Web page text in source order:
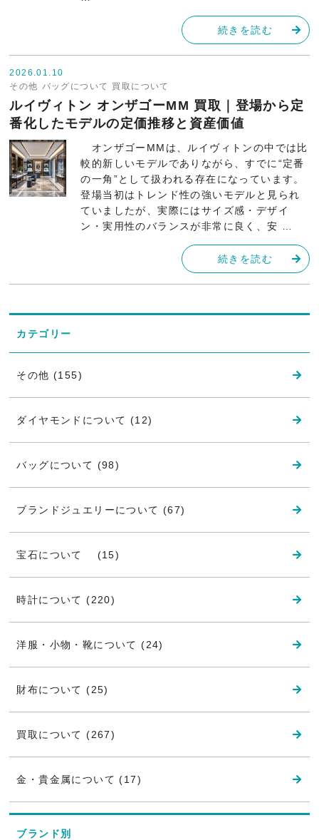
続きを読む
2026.01.10
その他 バッグについて 買取について
ルイヴィトン オンザゴーMM 買取｜登場から定
番化したモデルの定価推移と資産価値
オンザゴーMMは、ルイヴィトンの中では比
較的新しいモデルでありながら、すでに“定番
の一角”として扱われる存在になっています。
登場当初はトレンド性の強いモデルと見られ
ていましたが、実際にはサイズ感・デザイ
ン・実用性のバランスが非常に良く、安 …
続きを読む
カテゴリー
その他 (155)
ダイヤモンドについて (12)
バッグについて (98)
ブランドジュエリーについて (67)
宝石について (15)
時計について (220)
洋服・小物・靴について (24)
財布について (25)
買取について (267)
金・貴金属について (17)
ブランド別